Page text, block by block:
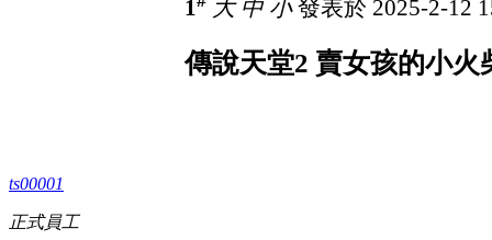
ts00001
正式員工
1 大 中 小發表於 2025-2-12
傳說天堂2 賣女孩的小火